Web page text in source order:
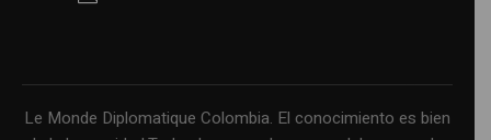
Le Monde Diplomatique Colombia. El conocimiento es bien